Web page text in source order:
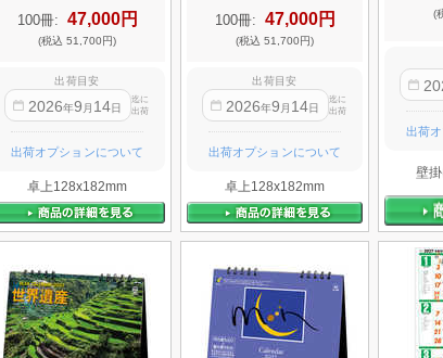
100冊: 47,000円
(税込 51,700円)
出荷目安
2026年9 月 14日
迄に
出荷
出荷オプションについて
卓上128x182mm
100冊: 47,000円
(税込 51,700円)
出荷目安
2026年9 月 14日
迄に
出荷
出荷オプションについて
卓上128x182mm
(
出荷
壁